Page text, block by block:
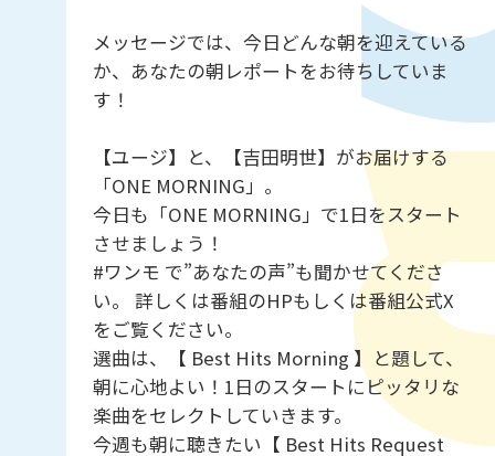
メッセージでは、今日どんな朝を迎えている
か、あなたの朝レポートをお待ちしていま
す！
【ユージ】と、【吉田明世】がお届けする
「ONE MORNING」。
今日も「ONE MORNING」で1日をスタート
させましょう！
#ワンモ で”あなたの声”も聞かせてくださ
い。 詳しくは番組のHPもしくは番組公式X
をご覧ください。
選曲は、【 Best Hits Morning 】と題して、
朝に心地よい！1日のスタートにピッタリな
楽曲をセレクトしていきます。
今週も朝に聴きたい【 Best Hits Request